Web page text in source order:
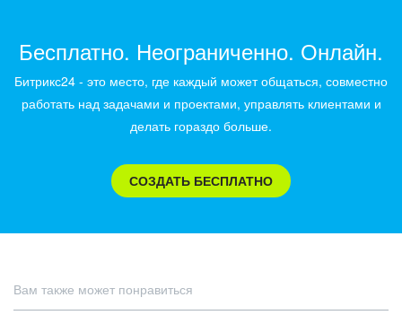
Бесплатно. Неограниченно. Онлайн.
Битрикс24 - это место, где каждый может общаться, совместно
работать над задачами и проектами, управлять клиентами и
делать гораздо больше.
СОЗДАТЬ БЕСПЛАТНО
Вам также может понравиться